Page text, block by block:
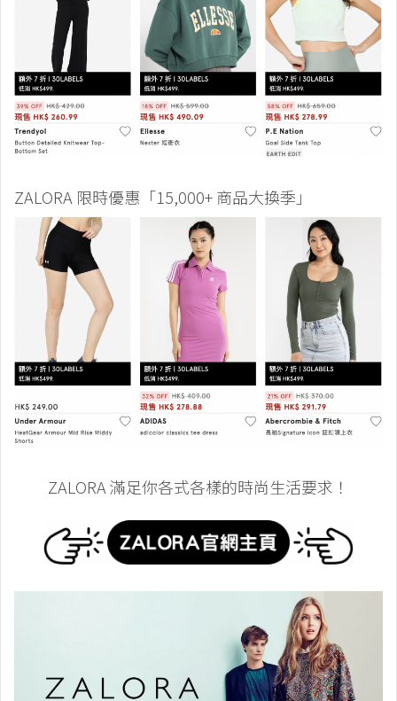
ZALORA 限時優惠「15,000+ 商品大換季」
ZALORA 滿足你各式各樣的時尚生活要求！